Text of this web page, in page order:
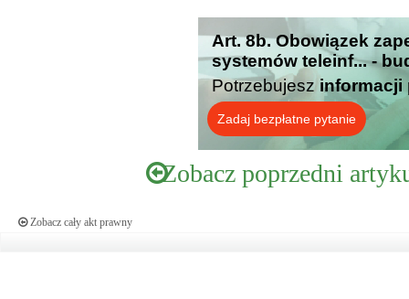
Art. 8b. Obowiązek
systemów teleinf... -
Potrzebujesz informacji
Zadaj bezpłatne pytanie
Zobacz poprzedni
Zobacz cały akt prawny